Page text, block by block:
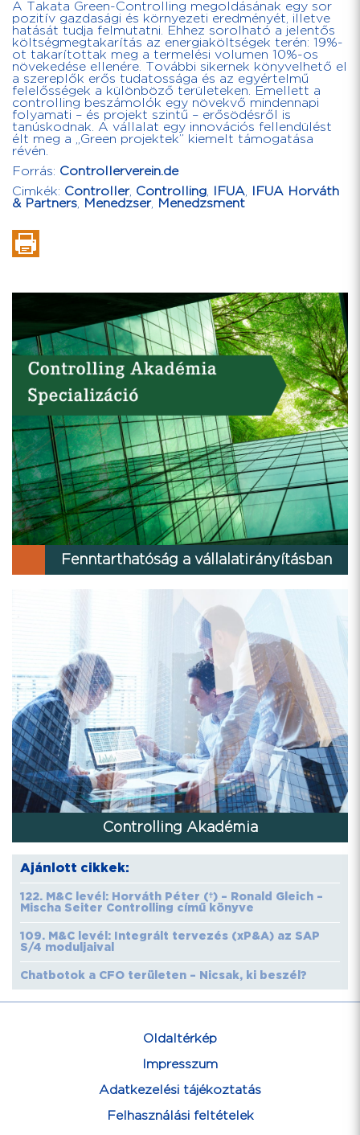
A Takata Green-Controlling megoldásának egy sor
pozitív gazdasági és környezeti eredményét, illetve
hatását tudja felmutatni. Ehhez sorolható a jelentős
költségmegtakarítás az energiaköltségek terén: 19%-
ot takarítottak meg a termelési volumen 10%-os
növekedése ellenére. További sikernek könyvelhető el
a szereplők erős tudatossága és az egyértelmű
felelősségek a különböző területeken. Emellett a
controlling beszámolók egy növekvő mindennapi
folyamati – és projekt szintű – erősödésről is
tanúskodnak. A vállalat egy innovációs fellendülést
élt meg a „Green projektek” kiemelt támogatása
révén.
Forrás: Controllerverein.de
Cimkék: Controller, Controlling, IFUA,
IFUA Horváth
& Partners, Menedzser, Menedzsment
Fenntarthatóság a vállalatirányításban
Controlling Akadémia
Ajánlott cikkek:
122. M&C levél: Horváth Péter (†) – Ronald Gleich –
Mischa Seiter Controlling című könyve
109. M&C levél: Integrált tervezés (xP&A) az SAP
S/4 moduljaival
Chatbotok a CFO területen – Nicsak, ki beszél?
Oldaltérkép
Impresszum
Adatkezelési tájékoztatás
Felhasználási feltételek